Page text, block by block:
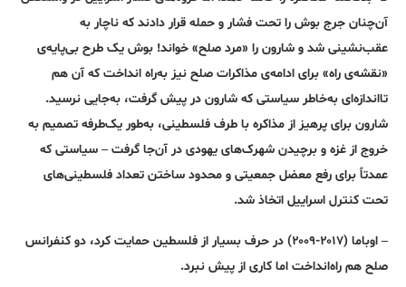
آن‌چنان جرج بوش را تحت فشار و حمله قرار دادند که ناچار به
عقب‌نشینی شد و شارون را «مرد صلح» خواند! بوش یک طرح‌ بی‌پایه‌ی
«نقشه‌ی راه» برای ادامه‌ی مذاکرات صلح نیز به‌راه انداخت که آن هم
تااندازه‌ای به‌خاطر سیاستی که شارون در پیش گرفت، به‌جایی نرسید.
شارون برای پرهیز از مذاکره با طرف فلسطینی، به‌طور یک‌طرفه تصمیم به
خروج از غزه و برچیدن شهرک‌های یهودی در آن‌جا گرفت – سیاستی که
عمدتاً برای رفع معضل جمعیتی و محدود ساختن تعداد فلسطینی‌های
تحت کنترل اسراییل اتخاذ شد.
– اوباما (۲۰۱۷-۲۰۰۹) در حرف بسیار از فلسطین حمایت کرد، دو کنفرانس
صلح هم راه‌انداخت اما کاری از پیش نبرد.